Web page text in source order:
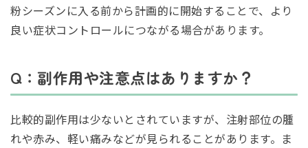
粉シーズンに入る前から計画的に開始することで、より
良い症状コントロールにつながる場合があります。
Q：副作用や注意点はありますか？
比較的副作用は少ないとされていますが、注射部位の腫
れや赤み、軽い痛みなどが見られることがあります。ま